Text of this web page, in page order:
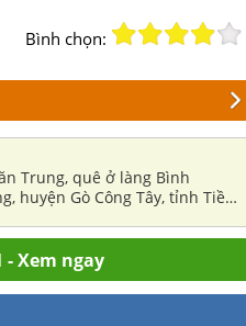
Bình chọn:
Trung, quê ở làng Bình
huyện Gò Công Tây, tỉnh Tiền
sống và con người Nam Bộ
- Xem ngay